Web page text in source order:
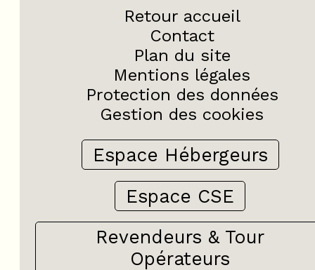
Retour accueil
Contact
Plan du site
Mentions légales
Protection des données
Gestion des cookies
Espace Hébergeurs
Espace CSE
Revendeurs & Tour
Opérateurs